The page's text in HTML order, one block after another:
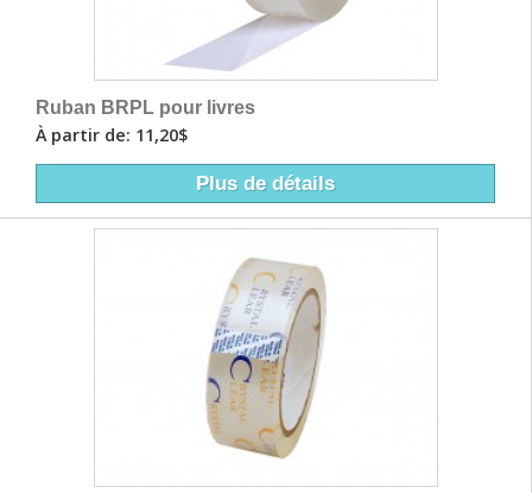
Ruban BRPL pour livres
À partir de: 11,20$
Plus de détails